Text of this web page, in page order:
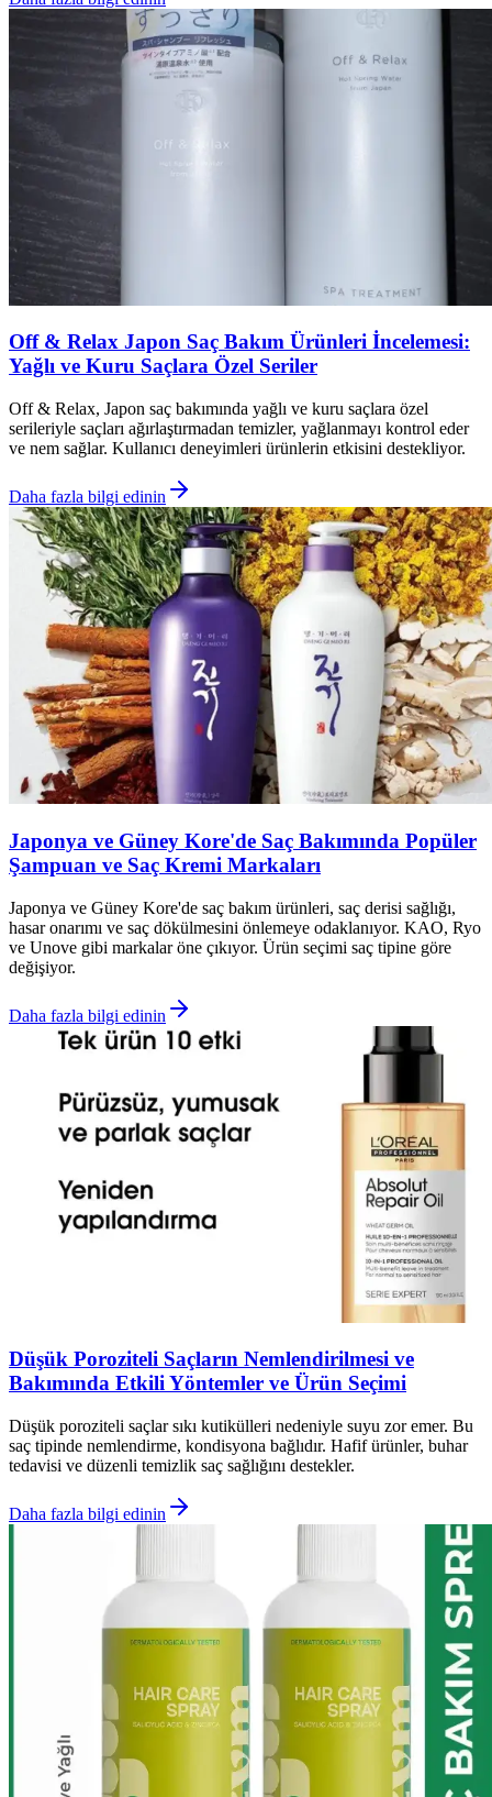
Off & Relax Japon Saç Bakım Ürünleri İncelemesi:
Yağlı ve Kuru Saçlara Özel Seriler
Off & Relax, Japon saç bakımında yağlı ve kuru saçlara özel
serileriyle saçları ağırlaştırmadan temizler, yağlanmayı kontrol eder
ve nem sağlar. Kullanıcı deneyimleri ürünlerin etkisini destekliyor.
Daha fazla bilgi edinin
Japonya ve Güney Kore'de Saç Bakımında Popüler
Şampuan ve Saç Kremi Markaları
Japonya ve Güney Kore'de saç bakım ürünleri, saç derisi sağlığı,
hasar onarımı ve saç dökülmesini önlemeye odaklanıyor. KAO, Ryo
ve Unove gibi markalar öne çıkıyor. Ürün seçimi saç tipine göre
değişiyor.
Daha fazla bilgi edinin
Düşük Poroziteli Saçların Nemlendirilmesi ve
Bakımında Etkili Yöntemler ve Ürün Seçimi
Düşük poroziteli saçlar sıkı kutikülleri nedeniyle suyu zor emer. Bu
saç tipinde nemlendirme, kondisyona bağlıdır. Hafif ürünler, buhar
tedavisi ve düzenli temizlik saç sağlığını destekler.
Daha fazla bilgi edinin